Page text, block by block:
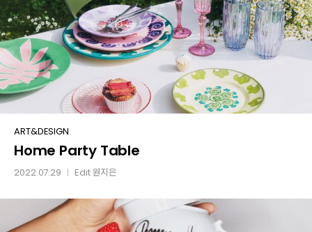
Home
Party
Table
ART&DESIGN
Home Party Table
2022.07.29 Edit원지은